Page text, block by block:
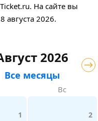
На сайте вы
августа 2026.
2026
Все месяцы
Вс
1 2